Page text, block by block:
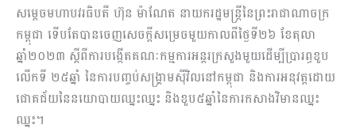
សម្តេចមហាបវរធិបតី ហ៊ុន ម៉ាណែត នាយករដ្ឋមន្ត្រីនៃព្រះរាជាណាចក្រ
កម្ពុជា ទើបតែបានចេញសេចក្តីសម្រេចមួយកាលពីថ្ងៃទី២៦ ខែតុលា
ឆ្នាំ២០២៣ ស្តីពីការបង្កើតគណៈកម្មការអន្តរក្រសួងមួយដើម្បីប្រារព្ធខួប
លើកទី ២៥ឆ្នាំ នៃការបញ្ចប់សង្គ្រាមស៊ីវិលនៅកម្ពុជា និងការអនុវត្តដោយ
ជោគជ័យនៃនយោបាយឈ្នះឈ្នះ និងខួប៥ឆ្នាំនៃការកសាងវិមានឈ្នះ
ឈ្នះ។